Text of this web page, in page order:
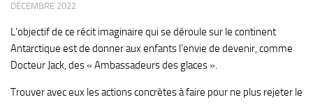
DÉCEMBRE 2022
L’objectif de ce récit imaginaire qui se déroule sur le continent
Antarctique est de donner aux enfants l’envie de devenir, comme
Docteur Jack, des « Ambassadeurs des glaces ».
Trouver avec eux les actions concrètes à faire pour ne plus rejeter le